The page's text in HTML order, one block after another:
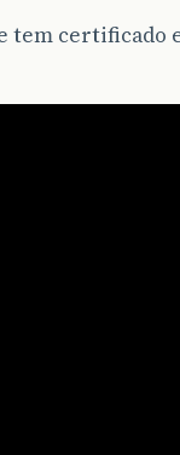
tem certificado